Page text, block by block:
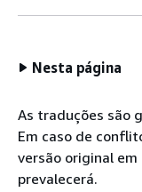
Nesta página
As traduções são
Em caso de
versão original em
prevalecerá.